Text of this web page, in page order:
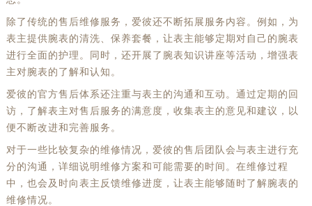
除了传统的售后维修服务，爱彼还不断拓展服务内容。例如，为
表主提供腕表的清洗、保养套餐，让表主能够定期对自己的腕表
进行全面的护理。同时，还开展了腕表知识讲座等活动，增强表
主对腕表的了解和认知。
爱彼的官方售后体系还注重与表主的沟通和互动。通过定期的回
访，了解表主对售后服务的满意度，收集表主的意见和建议，以
便不断改进和完善服务。
对于一些比较复杂的维修情况，爱彼的售后团队会与表主进行充
分的沟通，详细说明维修方案和可能需要的时间。在维修过程
中，也会及时向表主反馈维修进度，让表主能够随时了解腕表的
维修情况。